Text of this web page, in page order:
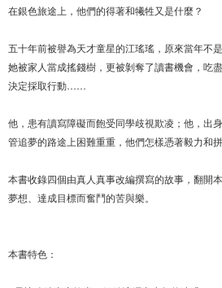
在銀色旅途上，他們的得著和犧牲又是什麼？
五十年前被譽為天才童星的江瑤瑤，原來當年不
她被家人當成搖錢樹，更被剝奪了讀書機會，吃
決定採取行動……
他，患有讀寫障礙而飽受同學歧視欺凌；他，出
管追夢的路途上困難重重，他們怎樣憑著毅力和
本書收錄四個由真人真事改編撰寫的故事，翻開
夢想、達成目標而奮鬥的苦與樂。
本書特色：